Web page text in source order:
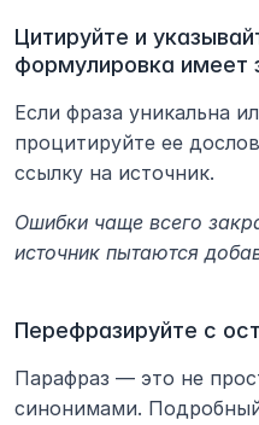
Цитируйте и
формулировка имеет
Если фраза уникальна
процитируйте ее
ссылку на источник.
Ошибки чаще всего
источник пытаются
Перефразируйте с
Парафраз — это не
синонимами.